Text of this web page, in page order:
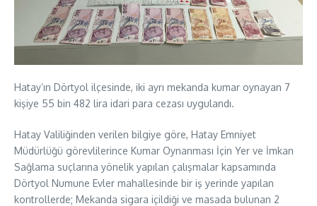
Hatay’ın Dörtyol ilçesinde, iki ayrı mekanda kumar oynayan 7
kişiye 55 bin 482 lira idari para cezası uygulandı.
Hatay Valiliğinden verilen bilgiye göre, Hatay Emniyet
Müdürlüğü görevlilerince Kumar Oynanması İçin Yer ve İmkan
Sağlama suçlarına yönelik yapılan çalışmalar kapsamında
Dörtyol Numune Evler mahallesinde bir iş yerinde yapılan
kontrollerde; Mekanda sigara içildiği ve masada bulunan 2